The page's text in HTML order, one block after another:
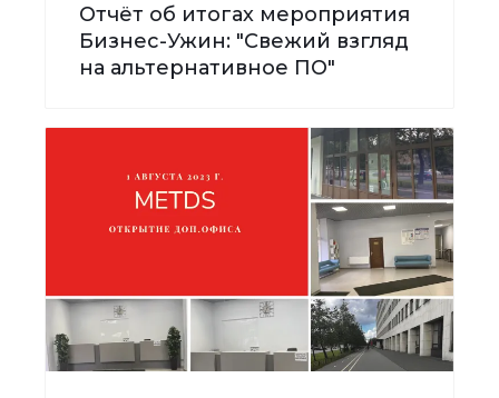
Отчёт об итогах мероприятия
Бизнес-Ужин: "Свежий взгляд
на альтернативное ПО"